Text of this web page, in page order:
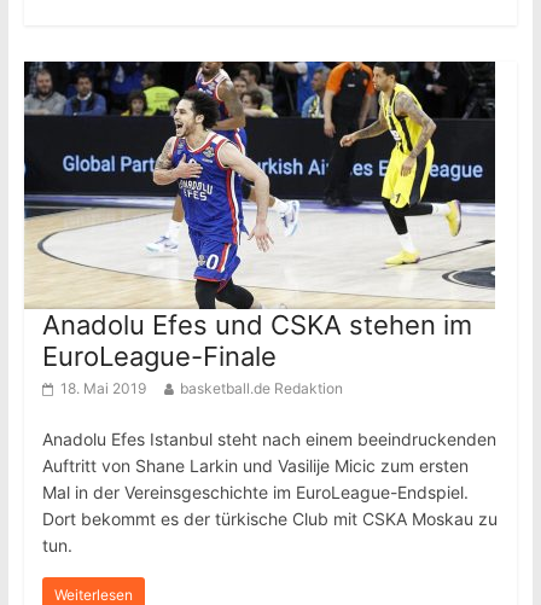
Anadolu Efes und CSKA stehen im
EuroLeague-Finale
18. Mai 2019 basketball.de Redaktion
Anadolu Efes Istanbul steht nach einem beeindruckenden
Auftritt von Shane Larkin und Vasilije Micic zum ersten
Mal in der Vereinsgeschichte im EuroLeague-Endspiel.
Dort bekommt es der türkische Club mit CSKA Moskau zu
tun.
Weiterlesen